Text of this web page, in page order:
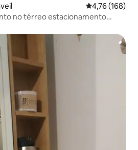
4,76 de uma
4,76 (168)
no térreo estacionamento